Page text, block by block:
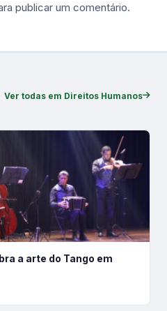
publicar um comentário.
Ver todas em Direitos Humanos
a arte do Tango em